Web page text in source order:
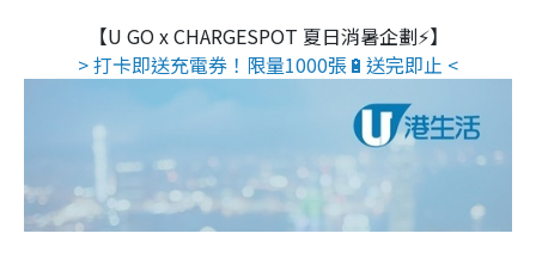
【U GO x CHARGESPOT 夏日消暑企劃⚡】
> 打卡即送充電券！限量1000張🔋送完即止 <